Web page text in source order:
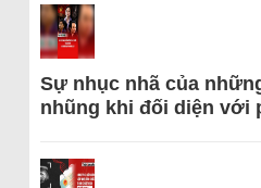
Sự nhục nhã của
nhũng khi đối diện với